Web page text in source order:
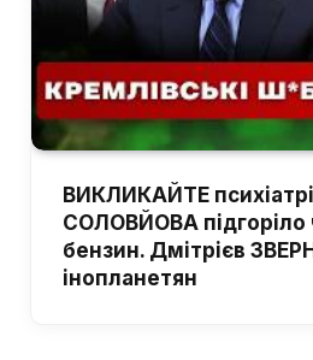
ВИКЛИКАЙТЕ
СОЛОВЙОВА
бензин. Дмітрієв
інопланетян